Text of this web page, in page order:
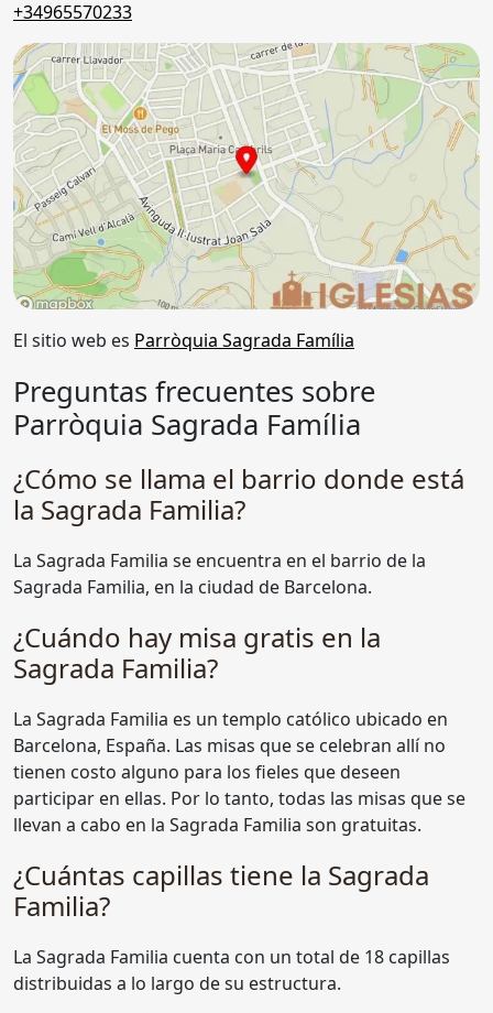
+34965570233
El sitio web es Parròquia Sagrada Família
Preguntas frecuentes sobre
Parròquia Sagrada Família
¿Cómo se llama el barrio donde está
la Sagrada Familia?
La Sagrada Familia se encuentra en el barrio de la
Sagrada Familia, en la ciudad de Barcelona.
¿Cuándo hay misa gratis en la
Sagrada Familia?
La Sagrada Familia es un templo católico ubicado en
Barcelona, España. Las misas que se celebran allí no
tienen costo alguno para los fieles que deseen
participar en ellas. Por lo tanto, todas las misas que se
llevan a cabo en la Sagrada Familia son gratuitas.
¿Cuántas capillas tiene la Sagrada
Familia?
La Sagrada Familia cuenta con un total de 18 capillas
distribuidas a lo largo de su estructura.